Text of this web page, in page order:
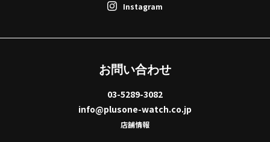
Instagram
お問い合わせ
03-5289-3082
info@plusone-watch.co.jp
店舗情報